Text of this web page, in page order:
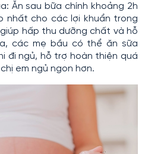
Ăn sau bữa chính khoảng 2h
nhất cho các lợi khuẩn trong
hấp thu dưỡng chất và hỗ
các mẹ bầu có thể ăn sữa
đi ngủ, hỗ trợ hoàn thiện quá
em ngủ ngon hơn.